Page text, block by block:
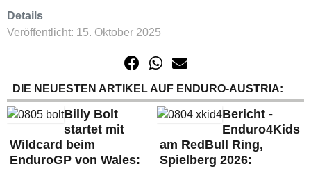
Details
Veröffentlicht: 15. Oktober 2025
DIE NEUESTEN ARTIKEL AUF ENDURO-AUSTRIA:
Billy Bolt
startet mit
Wildcard beim
EnduroGP von Wales:
Bericht -
Enduro4Kids
am RedBull Ring,
Spielberg 2026: